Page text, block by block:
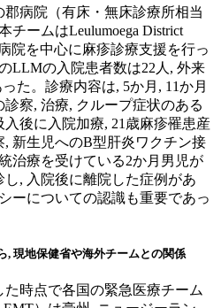
病院（有床・無床診療所相当
チームはLeulumoega District
院を中心に麻疹診療支援を行っ
LLMの入院患者数は22人, 外来
た。診療内容は, 5か月, 11か月
察, 治療, クループ症状のある
後に入院加療, 21歳麻疹罹患産
新生児へのB型肝炎ワクチン接
治療を受けている2か月男児が
, 入院後に離院した症例があ
ーについての認識も重要であっ
, 現地保健省や海外チームとの関係
た時点で各国の緊急医療チーム